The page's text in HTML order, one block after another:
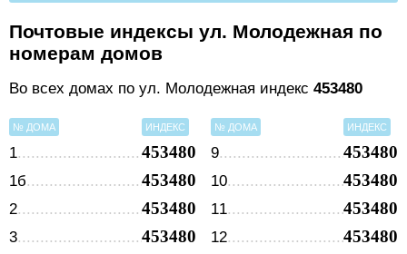
Почтовые индексы ул. Молодежная по
номерам домов
Во всех домах по ул. Молодежная индекс 453480
№ ДОМА ИНДЕКС
1 453480
1б 453480
2 453480
3 453480
№ ДОМА ИНДЕКС
9 453480
10 453480
11 453480
12 453480